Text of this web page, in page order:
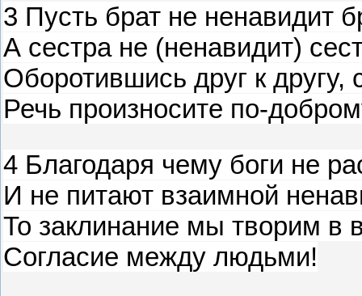
3 Пусть брат не ненавидит
А сестра не (ненавидит)
Оборотившись друг к другу,
Речь произносите по-
4 Благодаря чему боги не
И не питают взаимной
То заклинание мы творим в
Согласие между людьми!